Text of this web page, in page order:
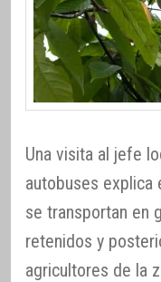
Una visita al jefe
autobuses explica
se transportan en
retenidos y
agricultores de la